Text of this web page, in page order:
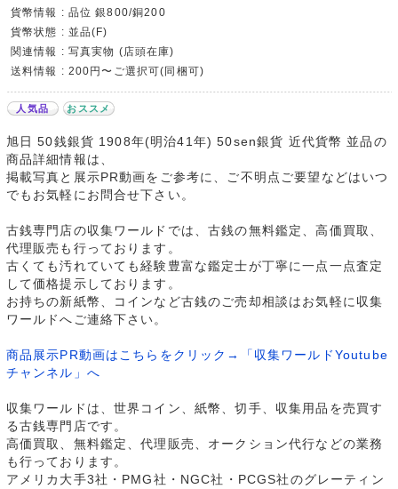
貨幣情報 : 品位 銀800/銅200
貨幣状態 : 並品(F)
関連情報 : 写真実物 (店頭在庫)
送料情報 : 200円〜ご選択可(同梱可)
人気品 おススメ
旭日 50銭銀貨 1908年(明治41年) 50sen銀貨 近代貨幣 並品の
商品詳細情報は、
掲載写真と展示PR動画をご参考に、ご不明点ご要望などはいつ
でもお気軽にお問合せ下さい。
古銭専門店の収集ワールドでは、古銭の無料鑑定、高価買取、
代理販売も行っております。
古くても汚れていても経験豊富な鑑定士が丁寧に一点一点査定
して価格提示しております。
お持ちの新紙幣、コインなど古銭のご売却相談はお気軽に収集
ワールドへご連絡下さい。
商品展示PR動画はこちらをクリック→「収集ワールドYoutube
チャンネル」へ
収集ワールドは、世界コイン、紙幣、切手、収集用品を売買す
る古銭専門店です。
高価買取、無料鑑定、代理販売、オークション代行などの業務
も行っております。
アメリカ大手3社・PMG社・NGC社・PCGS社のグレーティン